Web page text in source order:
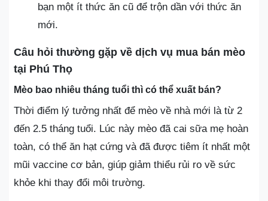
bạn một ít thức ăn cũ để trộn dần với thức ăn
mới.
Câu hỏi thường gặp về dịch vụ mua bán mèo
tại Phú Thọ
Mèo bao nhiêu tháng tuổi thì có thể xuất bán?
Thời điểm lý tưởng nhất để mèo về nhà mới là từ 2
đến 2.5 tháng tuổi. Lúc này mèo đã cai sữa mẹ hoàn
toàn, có thể ăn hạt cứng và đã được tiêm ít nhất một
mũi vaccine cơ bản, giúp giảm thiểu rủi ro về sức
khỏe khi thay đổi môi trường.